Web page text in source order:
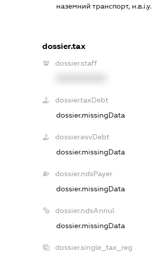
наземний транспорт, н.в.і.у.
dossier.tax
dossier.staff
dossier.taxDebt
dossier.missingData
dossier.esvDebt
dossier.missingData
dossier.ndsPayer
dossier.missingData
dossier.ndsAnnul
dossier.missingData
dossier.single_tax_reg